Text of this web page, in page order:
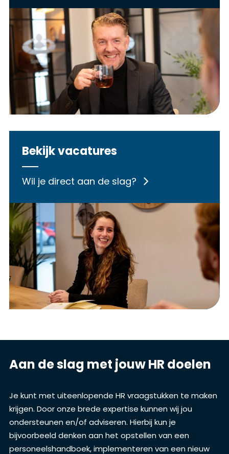
Bekijk vacatures
Wil je direct aan de slag?
Aan de slag met jouw HR doelen
Je kunt met uiteenlopende HR vraagstukken te maken
krijgen. Door onze brede expertise kunnen wij jou
ondersteunen en/of adviseren. Hierbij kun je
bijvoorbeeld denken aan het opstellen van een
personeelshandboek, implementeren van een nieuw